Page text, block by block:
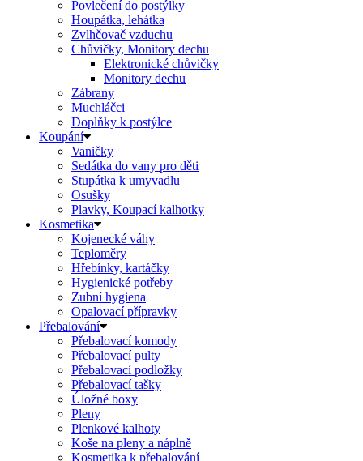
Povlečení do postýlky
Houpátka, lehátka
Zvlhčovač vzduchu
Chůvičky, Monitory dechu
Elektronické chůvičky
Monitory dechu
Zábrany
Muchláčci
Doplňky k postýlce
Koupání
Vaničky
Sedátka do vany pro děti
Stupátka k umyvadlu
Osušky
Plavky, Koupací kalhotky
Kosmetika
Kojenecké váhy
Teploměry
Hřebínky, kartáčky
Hygienické potřeby
Zubní hygiena
Opalovací přípravky
Přebalování
Přebalovací komody
Přebalovací pulty
Přebalovací podložky
Přebalovací tašky
Úložné boxy
Pleny
Plenkové kalhoty
Koše na pleny a náplně
Kosmetika k přebalování